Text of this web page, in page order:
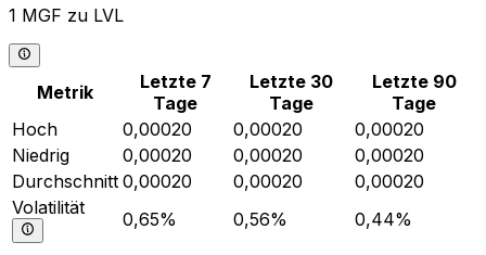
1 MGF zu LVL
Metrik
Letzte 7
Tage
Letzte 30
Tage
Letzte 90
Tage
Hoch
0,00020 0,00020
0,00020
Niedrig
0,00020 0,00020
0,00020
Durchschnitt 0,00020 0,00020
0,00020
Volatilität
0,65% 0,56% 0,44%